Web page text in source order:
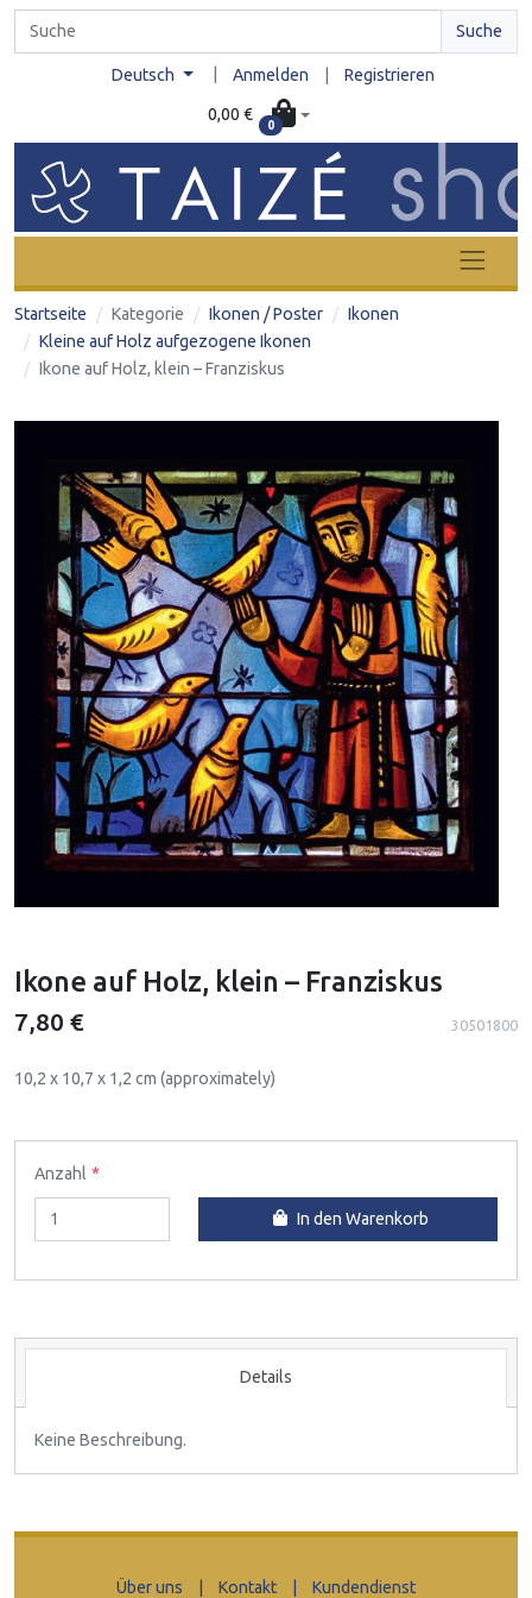
Suche
Deutsch Anmelden Registrieren
0,00 €
0
Startseite Kategorie Ikonen / Poster
Ikonen
Kleine auf Holz aufgezogene Ikonen
Ikone auf Holz, klein – Franziskus
Ikone auf Holz, klein – Franziskus
7,80 € 30501800
10,2 x 10,7 x 1,2 cm (approximately)
Anzahl
In den Warenkorb
Details
Keine Beschreibung.
Über uns Kontakt Kundendienst